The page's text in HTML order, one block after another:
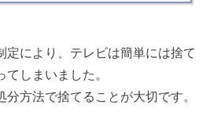
定により、テレビは簡単には捨て
しまいました。
方法で捨てることが大切です。